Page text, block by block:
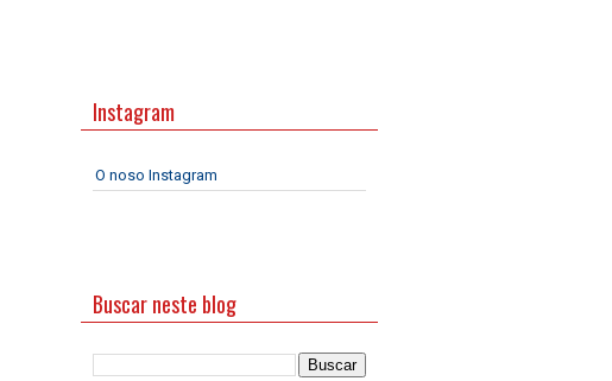
Instagram
O noso Instagram
Buscar neste blog